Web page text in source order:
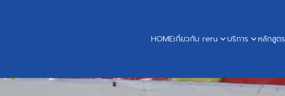
HOMEเกี่ยวกับ reru บริการ หลักสูตร